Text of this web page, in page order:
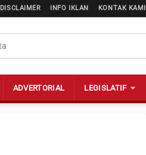
DISCLAIMER INFO IKLAN KONTAK KAMI
ADVERTORIAL LEGISLATIF